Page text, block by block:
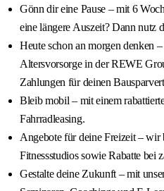
Gönn dir eine Pause – mit 6
eine längere Auszeit? Dann nutz
Heute schon an morgen denken
Altersvorsorge in der REWE
Zahlungen für deinen
Bleib mobil – mit einem
Fahrradleasing.
Angebote für deine Freizeit – wir
Fitnessstudios sowie Rabatte bei
Gestalte deine Zukunft – mit